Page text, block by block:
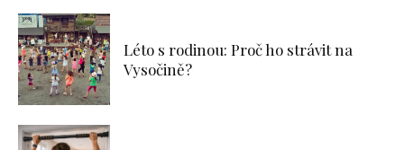
Léto s rodinou: Proč ho strávit na
Vysočině?